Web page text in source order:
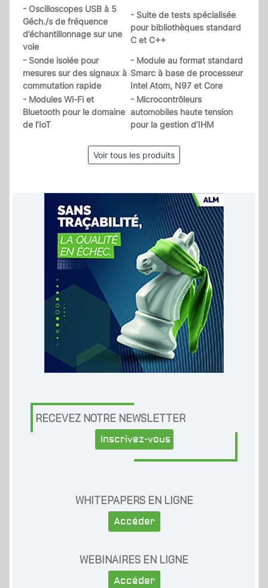
- Oscilloscopes USB à 5
Géch./s de fréquence
d’échantillonnage sur une
voie
- Suite de tests spécialisée
pour bibliothèques standard
C et C++
- Sonde isolée pour
mesures sur des signaux à
commutation rapide
- Module au format standard
Smarc à base de processeur
Intel Atom, N97 et Core
- Modules Wi-Fi et
Bluetooth pour le domaine
de l’IoT
- Microcontrôleurs
automobiles haute tension
pour la gestion d’IHM
Voir tous les produits
RECEVEZ NOTRE NEWSLETTER
Inscrivez-vous
WHITEPAPERS EN LIGNE
Accéder
WEBINAIRES EN LIGNE
Accéder